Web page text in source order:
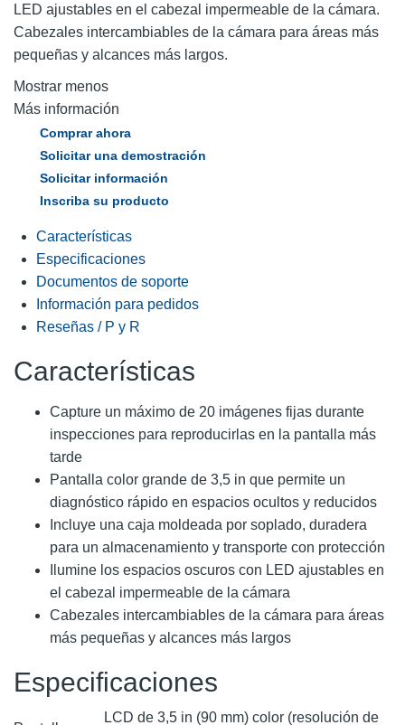
LED ajustables en el cabezal impermeable de la cámara.
Cabezales intercambiables de la cámara para áreas más
pequeñas y alcances más largos.
Mostrar menos
Más información
Comprar ahora
Solicitar una demostración
Solicitar información
Inscriba su producto
Características
Especificaciones
Documentos de soporte
Información para pedidos
Reseñas / P y R
Características
Capture un máximo de 20 imágenes fijas durante
inspecciones para reproducirlas en la pantalla más
tarde
Pantalla color grande de 3,5 in que permite un
diagnóstico rápido en espacios ocultos y reducidos
Incluye una caja moldeada por soplado, duradera
para un almacenamiento y transporte con protección
Ilumine los espacios oscuros con LED ajustables en
el cabezal impermeable de la cámara
Cabezales intercambiables de la cámara para áreas
más pequeñas y alcances más largos
Especificaciones
LCD de 3,5 in (90 mm) color (resolución de